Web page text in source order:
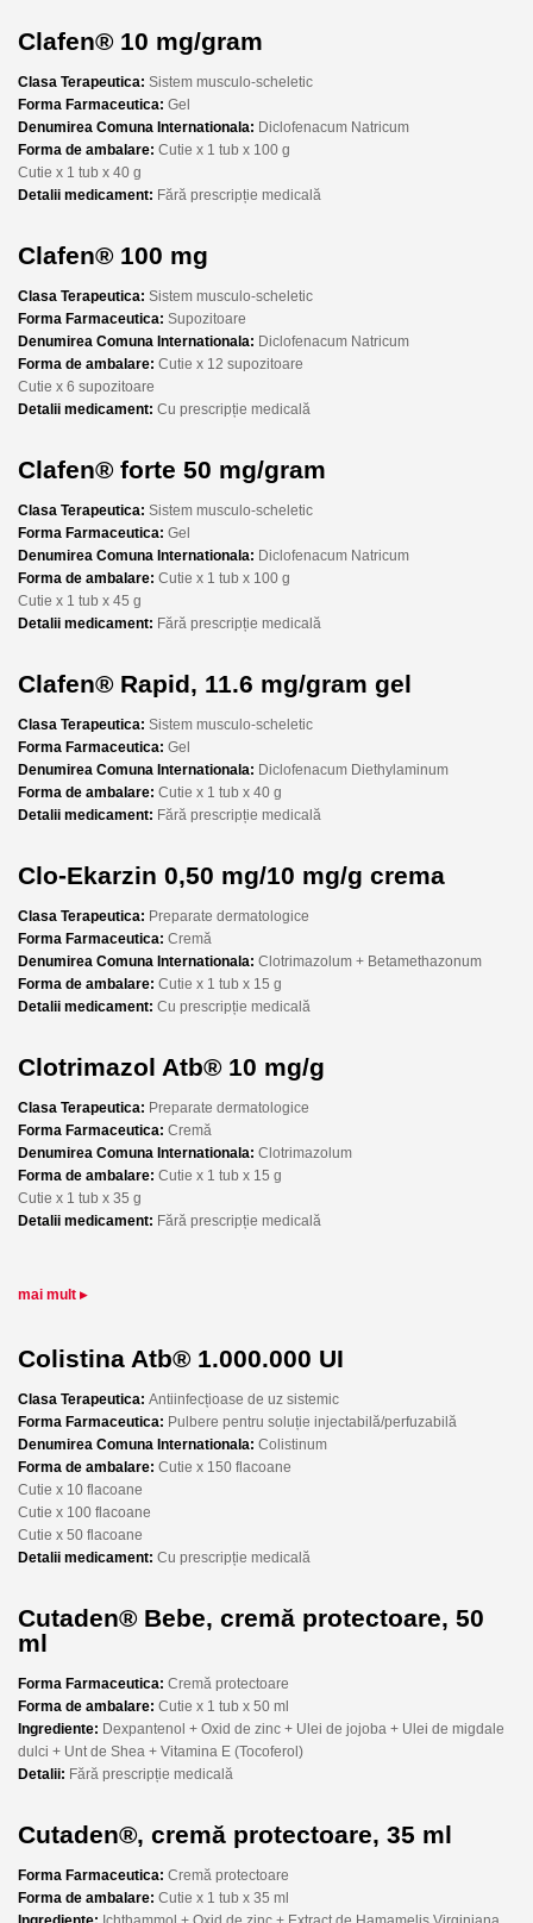
Clafen® 10 mg/gram
Clasa Terapeutica: Sistem musculo-scheletic
Forma Farmaceutica: Gel
Denumirea Comuna Internationala: Diclofenacum Natricum
Forma de ambalare: Cutie x 1 tub x 100 g
Cutie x 1 tub x 40 g
Detalii medicament: Fără prescripție medicală
Clafen® 100 mg
Clasa Terapeutica: Sistem musculo-scheletic
Forma Farmaceutica: Supozitoare
Denumirea Comuna Internationala: Diclofenacum Natricum
Forma de ambalare: Cutie x 12 supozitoare
Cutie x 6 supozitoare
Detalii medicament: Cu prescripție medicală
Clafen® forte 50 mg/gram
Clasa Terapeutica: Sistem musculo-scheletic
Forma Farmaceutica: Gel
Denumirea Comuna Internationala: Diclofenacum Natricum
Forma de ambalare: Cutie x 1 tub x 100 g
Cutie x 1 tub x 45 g
Detalii medicament: Fără prescripție medicală
Clafen® Rapid, 11.6 mg/gram gel
Clasa Terapeutica: Sistem musculo-scheletic
Forma Farmaceutica: Gel
Denumirea Comuna Internationala: Diclofenacum Diethylaminum
Forma de ambalare: Cutie x 1 tub x 40 g
Detalii medicament: Fără prescripție medicală
Clo-Ekarzin 0,50 mg/10 mg/g crema
Clasa Terapeutica: Preparate dermatologice
Forma Farmaceutica: Cremă
Denumirea Comuna Internationala: Clotrimazolum + Betamethazonum
Forma de ambalare: Cutie x 1 tub x 15 g
Detalii medicament: Cu prescripție medicală
Clotrimazol Atb® 10 mg/g
Clasa Terapeutica: Preparate dermatologice
Forma Farmaceutica: Cremă
Denumirea Comuna Internationala: Clotrimazolum
Forma de ambalare: Cutie x 1 tub x 15 g
Cutie x 1 tub x 35 g
Detalii medicament: Fără prescripție medicală
mai mult ▸
Colistina Atb® 1.000.000 UI
Clasa Terapeutica: Antiinfecțioase de uz sistemic
Forma Farmaceutica: Pulbere pentru soluție injectabilă/perfuzabilă
Denumirea Comuna Internationala: Colistinum
Forma de ambalare: Cutie x 150 flacoane
Cutie x 10 flacoane
Cutie x 100 flacoane
Cutie x 50 flacoane
Detalii medicament: Cu prescripție medicală
Cutaden® Bebe, cremă protectoare, 50
ml
Forma Farmaceutica: Cremă protectoare
Forma de ambalare: Cutie x 1 tub x 50 ml
Ingrediente: Dexpantenol + Oxid de zinc + Ulei de jojoba + Ulei de migdale
dulci + Unt de Shea + Vitamina E (Tocoferol)
Detalii: Fără prescripție medicală
Cutaden®, cremă protectoare, 35 ml
Forma Farmaceutica: Cremă protectoare
Forma de ambalare: Cutie x 1 tub x 35 ml